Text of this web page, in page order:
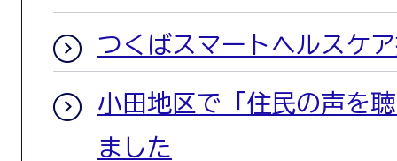
つくばスマートヘルスケ
小田地区で「住民の声を
ました